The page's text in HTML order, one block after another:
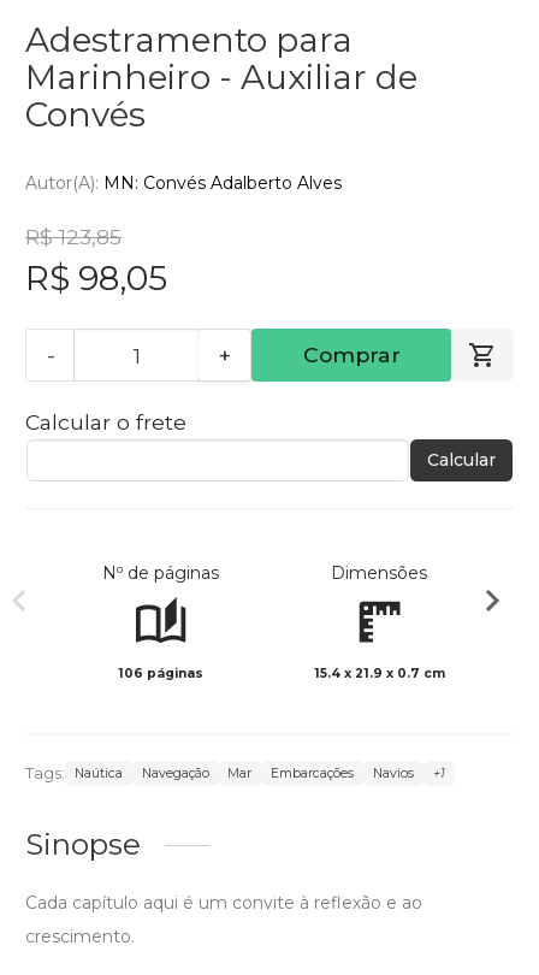
Adestramento para
Marinheiro - Auxiliar de
Convés
Autor(a): MN: Convés Adalberto Alves
R$ 123,85
R$ 98,05
- + Comprar
Calcular o frete
Calcular
Nº de páginas
106 páginas
Dimensões
15.4 x 21.9 x 0.7 cm
Tags: Naútica Navegação Mar Embarcações Navios +1
Sinopse
Cada capítulo aqui é um convite à reflexão e ao
crescimento.